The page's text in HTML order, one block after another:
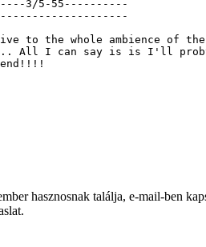
3/5-55----------
to the whole ambience of the
All I can say is is I'll
hasznosnak találja, e-mail-ben